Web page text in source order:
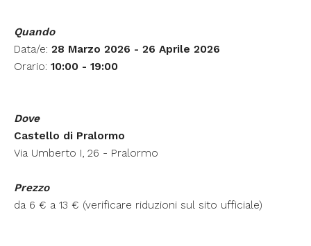
Quando
Data/e:28 Marzo 2026 - 26 Aprile 2026
Orario:10:00 - 19:00
Dove
Castello di Pralormo
Via Umberto I, 26 - Pralormo
Prezzo
da 6 € a 13 € (verificare riduzioni sul sito ufficiale)